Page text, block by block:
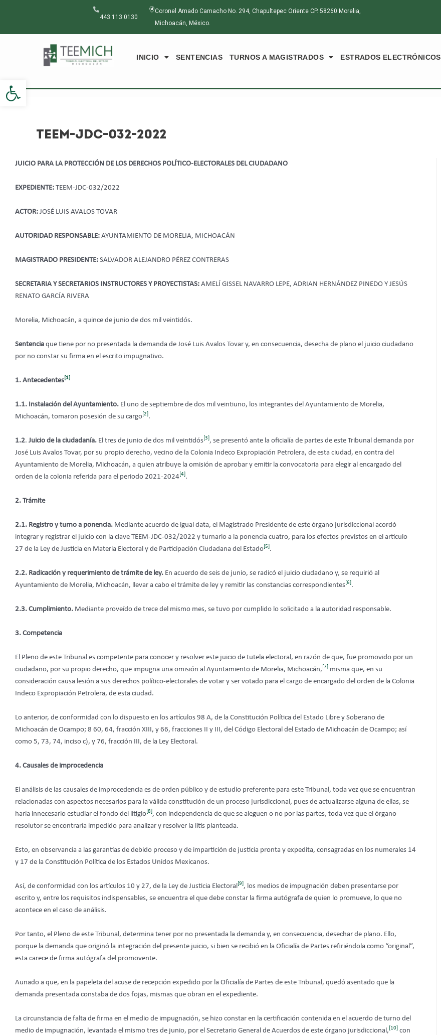
Abrir barra de herramientas
443 113 0130
Coronel Amado Camacho No. 294, Chapultepec Oriente CP. 58260 Morelia,
Michoacán, México.
INICIO SENTENCIAS TURNOS A MAGISTRADOS ESTRADOS ELECTRÓNICOS
TEEM-JDC-032-2022
JUICIO PARA LA PROTECCIÓN DE LOS DERECHOS POLÍTICO-ELECTORALES DEL CIUDADANO
EXPEDIENTE: TEEM-JDC-032/2022
ACTOR: JOSÉ LUIS AVALOS TOVAR
AUTORIDAD RESPONSABLE: AYUNTAMIENTO DE MORELIA, MICHOACÁN
MAGISTRADO PRESIDENTE: SALVADOR ALEJANDRO PÉREZ CONTRERAS
SECRETARIA Y SECRETARIOS INSTRUCTORES Y PROYECTISTAS: AMELÍ GISSEL NAVARRO LEPE, ADRIAN HERNÁNDEZ PINEDO Y JESÚS
RENATO GARCÍA RIVERA
Morelia, Michoacán, a quince de junio de dos mil veintidós.
Sentencia que tiene por no presentada la demanda de José Luis Avalos Tovar y, en consecuencia, desecha de plano el juicio ciudadano
por no constar su firma en el escrito impugnativo.
1. Antecedentes[1]
1.1. Instalación del Ayuntamiento. El uno de septiembre de dos mil veintiuno, los integrantes del Ayuntamiento de Morelia,
Michoacán, tomaron posesión de su cargo [2] .
1.2. Juicio de la ciudadanía. El tres de junio de dos mil veintidós [3] , se presentó ante la oficialía de partes de este Tribunal demanda por
José Luis Avalos Tovar, por su propio derecho, vecino de la Colonia Indeco Expropiación Petrolera, de esta ciudad, en contra del
Ayuntamiento de Morelia, Michoacán, a quien atribuye la omisión de aprobar y emitir la convocatoria para elegir al encargado del
orden de la colonia referida para el periodo 2021-2024 [4] .
2. Trámite
2.1. Registro y turno a ponencia. Mediante acuerdo de igual data, el Magistrado Presidente de este órgano jurisdiccional acordó
integrar y registrar el juicio con la clave TEEM-JDC-032/2022 y turnarlo a la ponencia cuatro, para los efectos previstos en el artículo
27 de la Ley de Justicia en Materia Electoral y de Participación Ciudadana del Estado [5] .
2.2. Radicación y requerimiento de trámite de ley. En acuerdo de seis de junio, se radicó el juicio ciudadano y, se requirió al
Ayuntamiento de Morelia, Michoacán, llevar a cabo el trámite de ley y remitir las constancias correspondientes [6] .
2.3. Cumplimiento. Mediante proveído de trece del mismo mes, se tuvo por cumplido lo solicitado a la autoridad responsable.
3. Competencia
El Pleno de este Tribunal es competente para conocer y resolver este juicio de tutela electoral, en razón de que, fue promovido por un
ciudadano, por su propio derecho, que impugna una omisión al Ayuntamiento de Morelia, Michoacán, [7]
misma que, en su
consideración causa lesión a sus derechos político-electorales de votar y ser votado para el cargo de encargado del orden de la Colonia
Indeco Expropiación Petrolera, de esta ciudad.
Lo anterior, de conformidad con lo dispuesto en los artículos 98 A, de la Constitución Política del Estado Libre y Soberano de
Michoacán de Ocampo; 8 60, 64, fracción XIII, y 66, fracciones II y III, del Código Electoral del Estado de Michoacán de Ocampo; así
como 5, 73, 74, inciso c), y 76, fracción III, de la Ley Electoral.
4. Causales de improcedencia
El análisis de las causales de improcedencia es de orden público y de estudio preferente para este Tribunal, toda vez que se encuentran
relacionadas con aspectos necesarios para la válida constitución de un proceso jurisdiccional, pues de actualizarse alguna de ellas, se
haría innecesario estudiar el fondo del litigio [8] , con independencia de que se aleguen o no por las partes, toda vez que el órgano
resolutor se encontraría impedido para analizar y resolver la litis planteada.
Esto, en observancia a las garantías de debido proceso y de impartición de justicia pronta y expedita, consagradas en los numerales 14
y 17 de la Constitución Política de los Estados Unidos Mexicanos.
Así, de conformidad con los artículos 10 y 27, de la Ley de Justicia Electoral [9] , los medios de impugnación deben presentarse por
escrito y, entre los requisitos indispensables, se encuentra el que debe constar la firma autógrafa de quien lo promueve, lo que no
acontece en el caso de análisis.
Por tanto, el Pleno de este Tribunal, determina tener por no presentada la demanda y, en consecuencia, desechar de plano. Ello,
porque la demanda que originó la integración del presente juicio, si bien se recibió en la Oficialía de Partes refiriéndola como “original”,
esta carece de firma autógrafa del promovente.
Aunado a que, en la papeleta del acuse de recepción expedido por la Oficialía de Partes de este Tribunal, quedó asentado que la
demanda presentada constaba de dos fojas, mismas que obran en el expediente.
La circunstancia de falta de firma en el medio de impugnación, se hizo constar en la certificación contenida en el acuerdo de turno del
medio de impugnación, levantada el mismo tres de junio, por el Secretario General de Acuerdos de este órgano jurisdiccional, [10] con